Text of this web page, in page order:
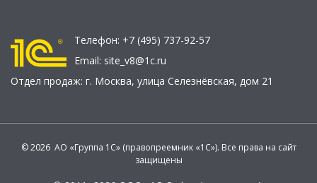
Телефон: +7 (495) 737-92-57
Email: site_v8@1c.ru
Отдел продаж: г. Москва, улица Селезнёвская, дом 21
© 2026 АО «Группа 1С» (правопреемник «1С»). Все права на сайт
защищены